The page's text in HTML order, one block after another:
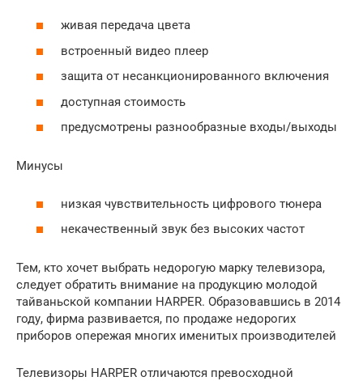
живая передача цвета
встроенный видео плеер
защита от несанкционированного включения
доступная стоимость
предусмотрены разнообразные входы/выходы
Минусы
низкая чувствительность цифрового тюнера
некачественный звук без высоких частот
Тем, кто хочет выбрать недорогую марку телевизора,
следует обратить внимание на продукцию молодой
тайваньской компании HARPER. Образовавшись в 2014
году, фирма развивается, по продаже недорогих
приборов опережая многих именитых производителей
Телевизоры HARPER отличаются превосходной